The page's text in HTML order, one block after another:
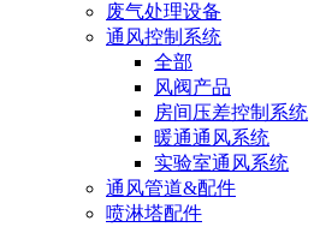
废气处理设备
通风控制系统
全部
风阀产品
房间压差控制系统
暖通通风系统
实验室通风系统
通风管道&配件
喷淋塔配件